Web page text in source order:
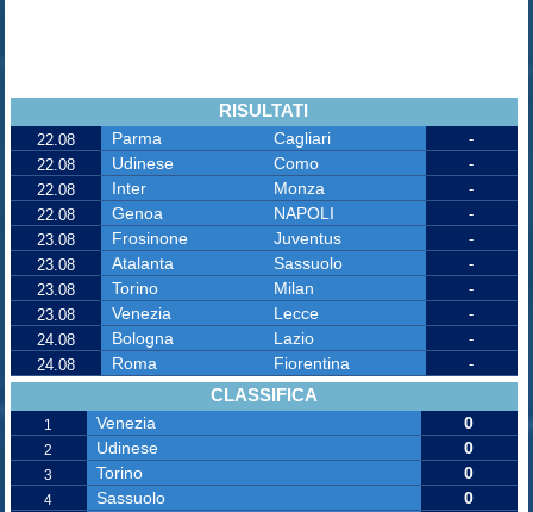
RISULTATI
22.08 Parma Cagliari
-
22.08
Udinese Como
-
22.08
Inter Monza
-
22.08
Genoa NAPOLI
-
23.08
Frosinone Juventus
-
23.08
Atalanta Sassuolo
-
23.08
Torino Milan
-
23.08
Venezia Lecce
-
24.08
Bologna Lazio
-
24.08
Roma Fiorentina -
CLASSIFICA
1 Venezia 0
2 Udinese 0
3 Torino 0
4 Sassuolo 0